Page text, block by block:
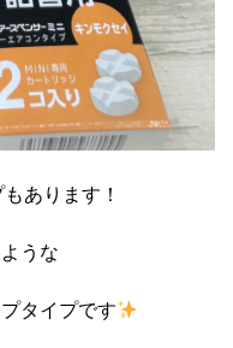
あります！
うな
タイプです